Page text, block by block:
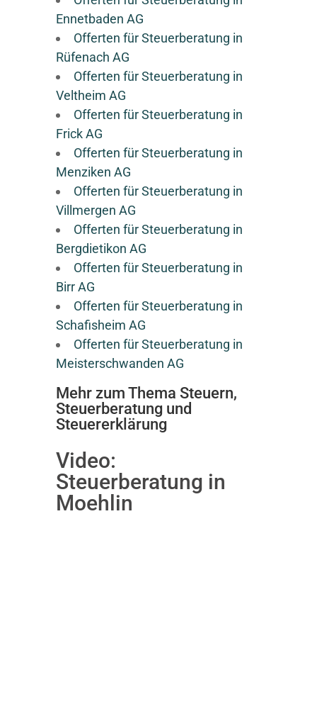
Ennetbaden AG
Offerten für Steuerberatung in
Rüfenach AG
Offerten für Steuerberatung in
Veltheim AG
Offerten für Steuerberatung in
Frick AG
Offerten für Steuerberatung in
Menziken AG
Offerten für Steuerberatung in
Villmergen AG
Offerten für Steuerberatung in
Bergdietikon AG
Offerten für Steuerberatung in
Birr AG
Offerten für Steuerberatung in
Schafisheim AG
Offerten für Steuerberatung in
Meisterschwanden AG
Mehr zum Thema Steuern,
Steuerberatung und
Steuererklärung
Video:
Steuerberatung in
Moehlin